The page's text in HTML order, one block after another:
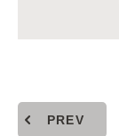
PREV